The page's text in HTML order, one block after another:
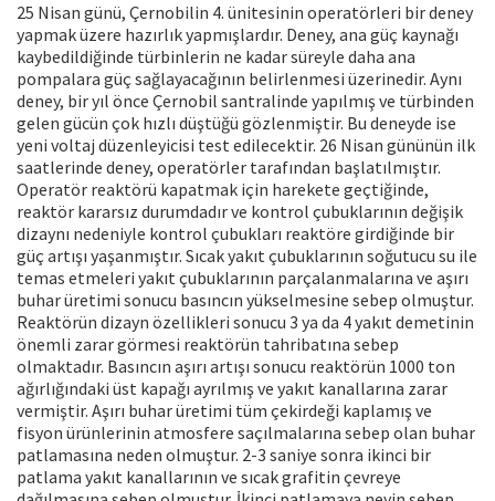
25 Nisan günü, Çernobilin 4. ünitesinin operatörleri bir deney
yapmak üzere hazırlık yapmışlardır. Deney, ana güç kaynağı
kaybedildiğinde türbinlerin ne kadar süreyle daha ana
pompalara güç sağlayacağının belirlenmesi üzerinedir. Aynı
deney, bir yıl önce Çernobil santralinde yapılmış ve türbinden
gelen gücün çok hızlı düştüğü gözlenmiştir. Bu deneyde ise
yeni voltaj düzenleyicisi test edilecektir. 26 Nisan gününün ilk
saatlerinde deney, operatörler tarafından başlatılmıştır.
Operatör reaktörü kapatmak için harekete geçtiğinde,
reaktör kararsız durumdadır ve kontrol çubuklarının değişik
dizaynı nedeniyle kontrol çubukları reaktöre girdiğinde bir
güç artışı yaşanmıştır. Sıcak yakıt çubuklarının soğutucu su ile
temas etmeleri yakıt çubuklarının parçalanmalarına ve aşırı
buhar üretimi sonucu basıncın yükselmesine sebep olmuştur.
Reaktörün dizayn özellikleri sonucu 3 ya da 4 yakıt demetinin
önemli zarar görmesi reaktörün tahribatına sebep
olmaktadır. Basıncın aşırı artışı sonucu reaktörün 1000 ton
ağırlığındaki üst kapağı ayrılmış ve yakıt kanallarına zarar
vermiştir. Aşırı buhar üretimi tüm çekirdeği kaplamış ve
fisyon ürünlerinin atmosfere saçılmalarına sebep olan buhar
patlamasına neden olmuştur. 2-3 saniye sonra ikinci bir
patlama yakıt kanallarının ve sıcak grafitin çevreye